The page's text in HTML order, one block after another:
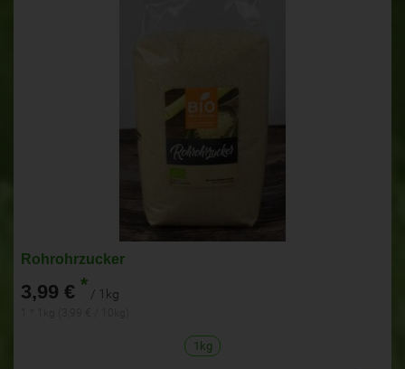
Rohrohrzucker
3,99 € * / 1kg
1kg